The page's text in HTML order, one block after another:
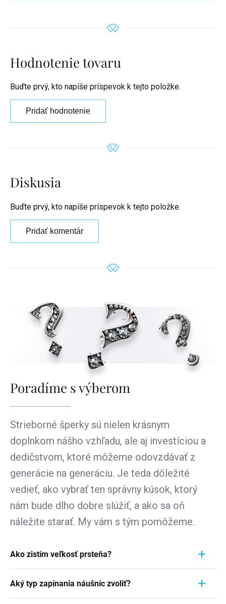
Hodnotenie tovaru
Buďte prvý, kto napíše príspevok k tejto položke.
Pridať hodnotenie
Diskusia
Buďte prvý, kto napíše príspevok k tejto položke.
Pridať komentár
Poradíme s výberom
Strieborné šperky sú nielen krásnym
doplnkom nášho vzhľadu, ale aj investíciou a
dedičstvom, ktoré môžeme odovzdávať z
generácie na generáciu. Je teda dôležité
vedieť, ako vybrať ten správny kúsok, ktorý
nám bude dlho dobre slúžiť, a ako sa oň
náležite starať. My vám s tým pomôžeme.
Ako zistím veľkosť prsteňa?
Aby ste zistili jeho veľkosť, vezmite pravítko a
položte ho priamo na prstienok, ktorý momentálne
Aký typ zapínania náušníc zvoliť?